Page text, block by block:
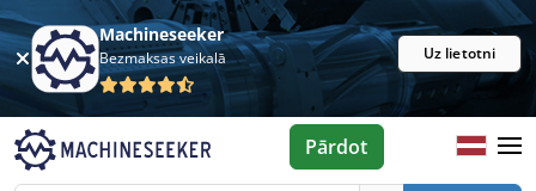
Machineseeker
Bezmaksas veikalā Uz lietotni
Pārdot